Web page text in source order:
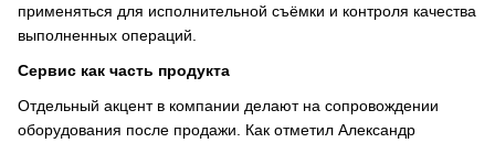
применяться для исполнительной съёмки и контроля качества
выполненных операций.
Сервис как часть продукта
Отдельный акцент в компании делают на сопровождении
оборудования после продажи. Как отметил Александр